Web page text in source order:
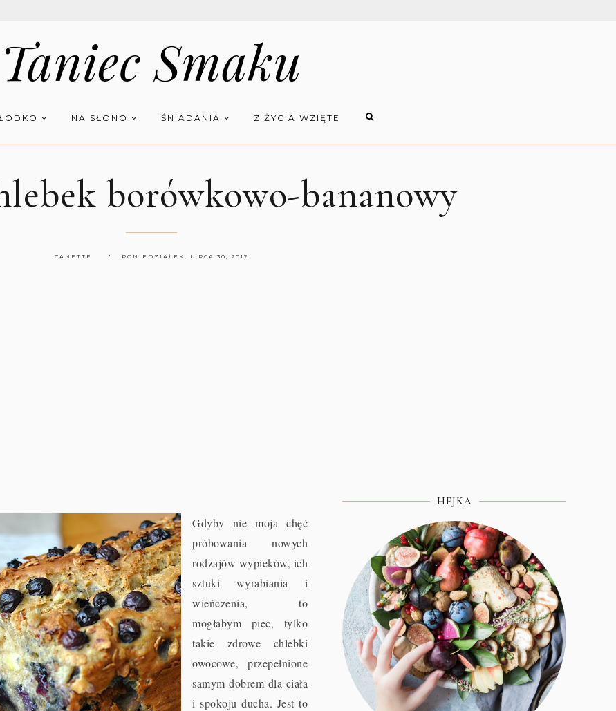
Taniec Smaku
NA SŁONO ŚNIADANIA Z ŻYCIA WZIĘTE
borówkowo-bananowy
CANETTE PONIEDZIAŁEK, LIPCA 30, 2012
Gdyby nie moja chęć
próbowania nowych
rodzajów wypieków, ich
sztuki wyrabiania i
wieńczenia, to
mogłabym piec, tylko
takie zdrowe chlebki
owocowe, przepełnione
samym dobrem dla ciała
i spokoju ducha. Jest to
HEJKA